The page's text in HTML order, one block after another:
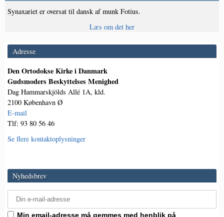
Synaxariet er oversat til dansk af munk Fotius.
Læs om det her
Adresse
Den Ortodokse Kirke i Danmark
Gudsmoders Beskyttelses Menighed
Dag Hammarskjölds Allé 1A, kld.
2100 København Ø
E-mail
Tlf: 93 80 56 46
Se flere kontaktoplysninger
Nyhedsbrev
Min email-adresse må gemmes med henblik på